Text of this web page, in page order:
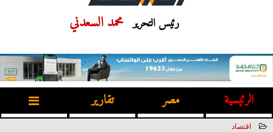
رئيس التحرير محمد السعدني
الرئيسية مصر تقارير
اقتصاد